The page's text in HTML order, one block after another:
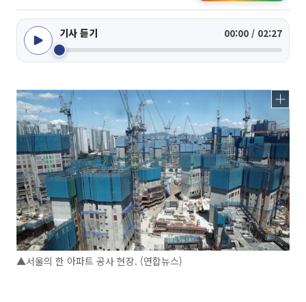
기사 듣기 00:00 / 02:27
▲서울의 한 아파트 공사 현장. (연합뉴스)